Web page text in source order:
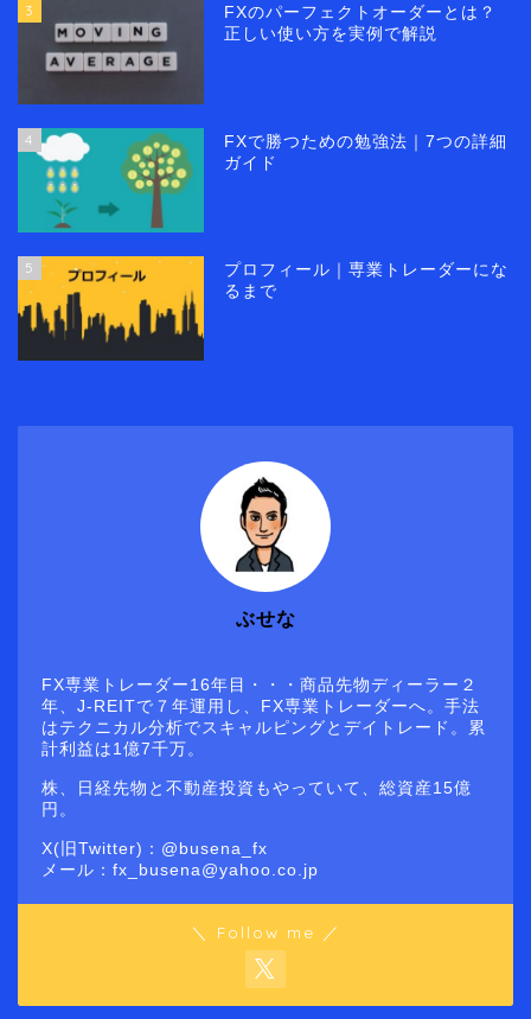
3
FXのパーフェクトオーダーとは？
正しい使い方を実例で解説
4
FXで勝つための勉強法｜7つの詳細
ガイド
5
プロフィール｜専業トレーダーにな
るまで
ぶせな
FX専業トレーダー16年目・・・商品先物ディーラー２
年、J-REITで７年運用し、FX専業トレーダーへ。手法
はテクニカル分析でスキャルピングとデイトレード。累
計利益は1億7千万。
株、日経先物と不動産投資もやっていて、総資産15億
円。
X(旧Twitter)：@busena_fx
メール：fx_busena@yahoo.co.jp
＼ Follow me ／